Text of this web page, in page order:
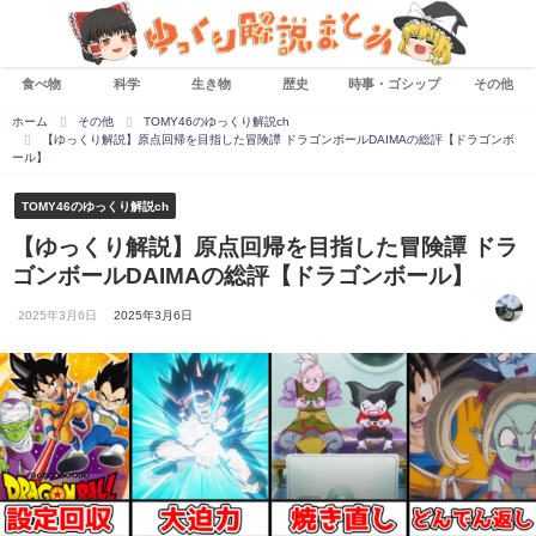
食べ物 科学 生き物 歴史 時事・ゴシップ その他
ホーム その他
TOMY46のゆっくり解説ch
【ゆっくり解説】原点回帰を目指した冒険譚 ドラゴンボールDAIMAの総評【ドラゴンボ
ール】
TOMY46のゆっくり解説ch
【ゆっくり解説】原点回帰を目指した冒険譚 ドラ
ゴンボールDAIMAの総評【ドラゴンボール】
2025年3月6日 2025年3月6日